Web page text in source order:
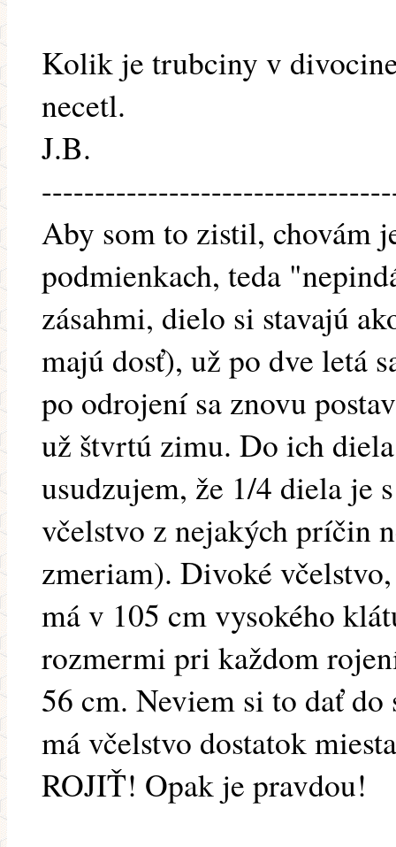
Kolik je trubciny v
necetl.
J.B.
Aby som to zistil, chovám
podmienkach, teda
zásahmi, dielo si stavajú
majú dosť), už po dve letá
po odrojení sa znovu
už štvrtú zimu. Do ich
usudzujem, že 1/4 diela je
včelstvo z nejakých príčin
zmeriam). Divoké
má v 105 cm vysokého
rozmermi pri každom
56 cm. Neviem si to dať
má včelstvo dostatok
ROJIŤ! Opak je pravdou!